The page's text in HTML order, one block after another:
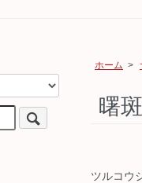
ホーム >
曙
ツルコウ